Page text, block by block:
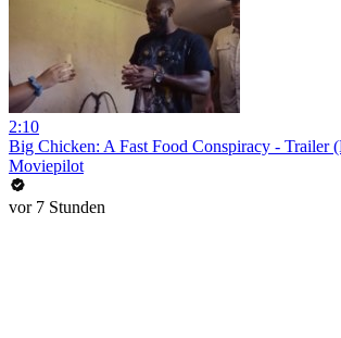
2:10
Big Chicken: A Fast Food Conspiracy - Trailer
Moviepilot
vor 7 Stunden